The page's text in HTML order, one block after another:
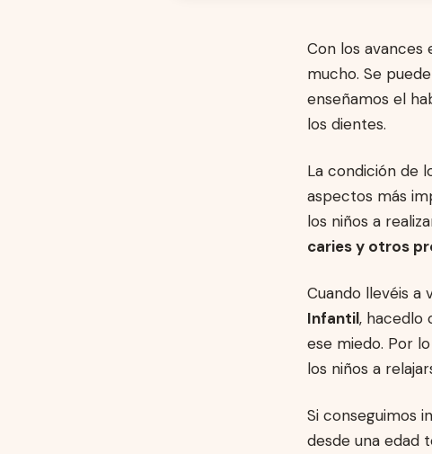
Con los avances
mucho. Se
enseñamos el
los dientes.
La condición de
aspectos más
los niños a
caries y otros
Cuando llevéis a
Infantil, hacedlo
ese miedo. Por
los niños a
Si conseguimos
desde una edad